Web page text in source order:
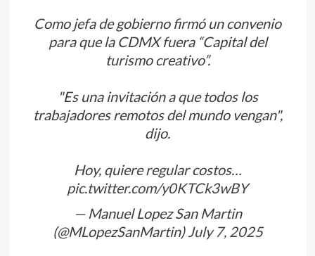
Como jefa de gobierno firmó un convenio
para que la CDMX fuera “Capital del
turismo creativo”.
"Es una invitación a que todos los
trabajadores remotos del mundo vengan",
dijo.
Hoy, quiere regular costos…
pic.twitter.com/y0KTCk3wBY
— Manuel Lopez San Martin
(@MLopezSanMartin)July 7, 2025